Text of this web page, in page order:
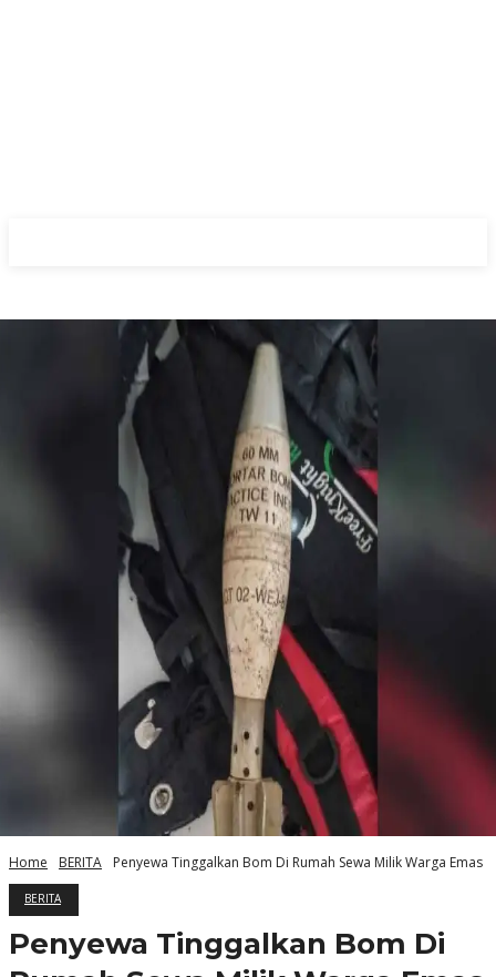
Home BERITA Penyewa Tinggalkan Bom Di Rumah Sewa Milik Warga Emas
BERITA
Penyewa Tinggalkan Bom Di